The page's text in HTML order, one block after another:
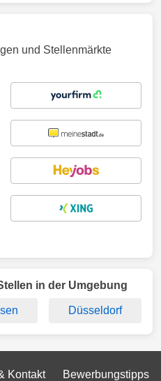
und Stellenmärkte
in der Umgebung
Düsseldorf
Kontakt Bewerbungstipps